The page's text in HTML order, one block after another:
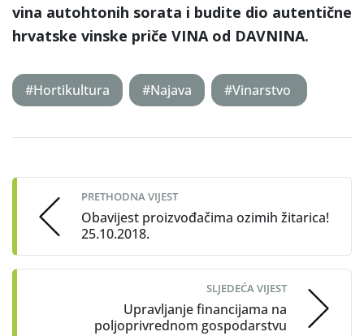
vina autohtonih sorata i budite dio autentične
hrvatske vinske priče VINA od DAVNINA.
#Hortikultura #Najava #Vinarstvo
navigation
PRETHODNA VIJEST
Obavijest proizvođačima ozimih žitarica!
25.10.2018.
SLJEDEĆA VIJEST
Upravljanje financijama na
poljoprivrednom gospodarstvu